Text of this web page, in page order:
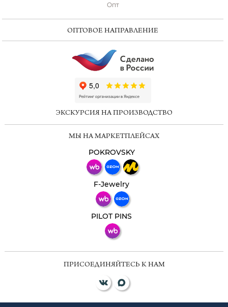
Опт
ОПТОВОЕ НАПРАВЛЕНИЕ
ЭКСКУРСИЯ НА ПРОИЗВОДСТВО
МЫ НА МАРКЕТПЛЕЙСАХ
POKROVSKY
F-Jewelry
PILOT PINS
ПРИСОЕДИНЯЙТЕСЬ К НАМ